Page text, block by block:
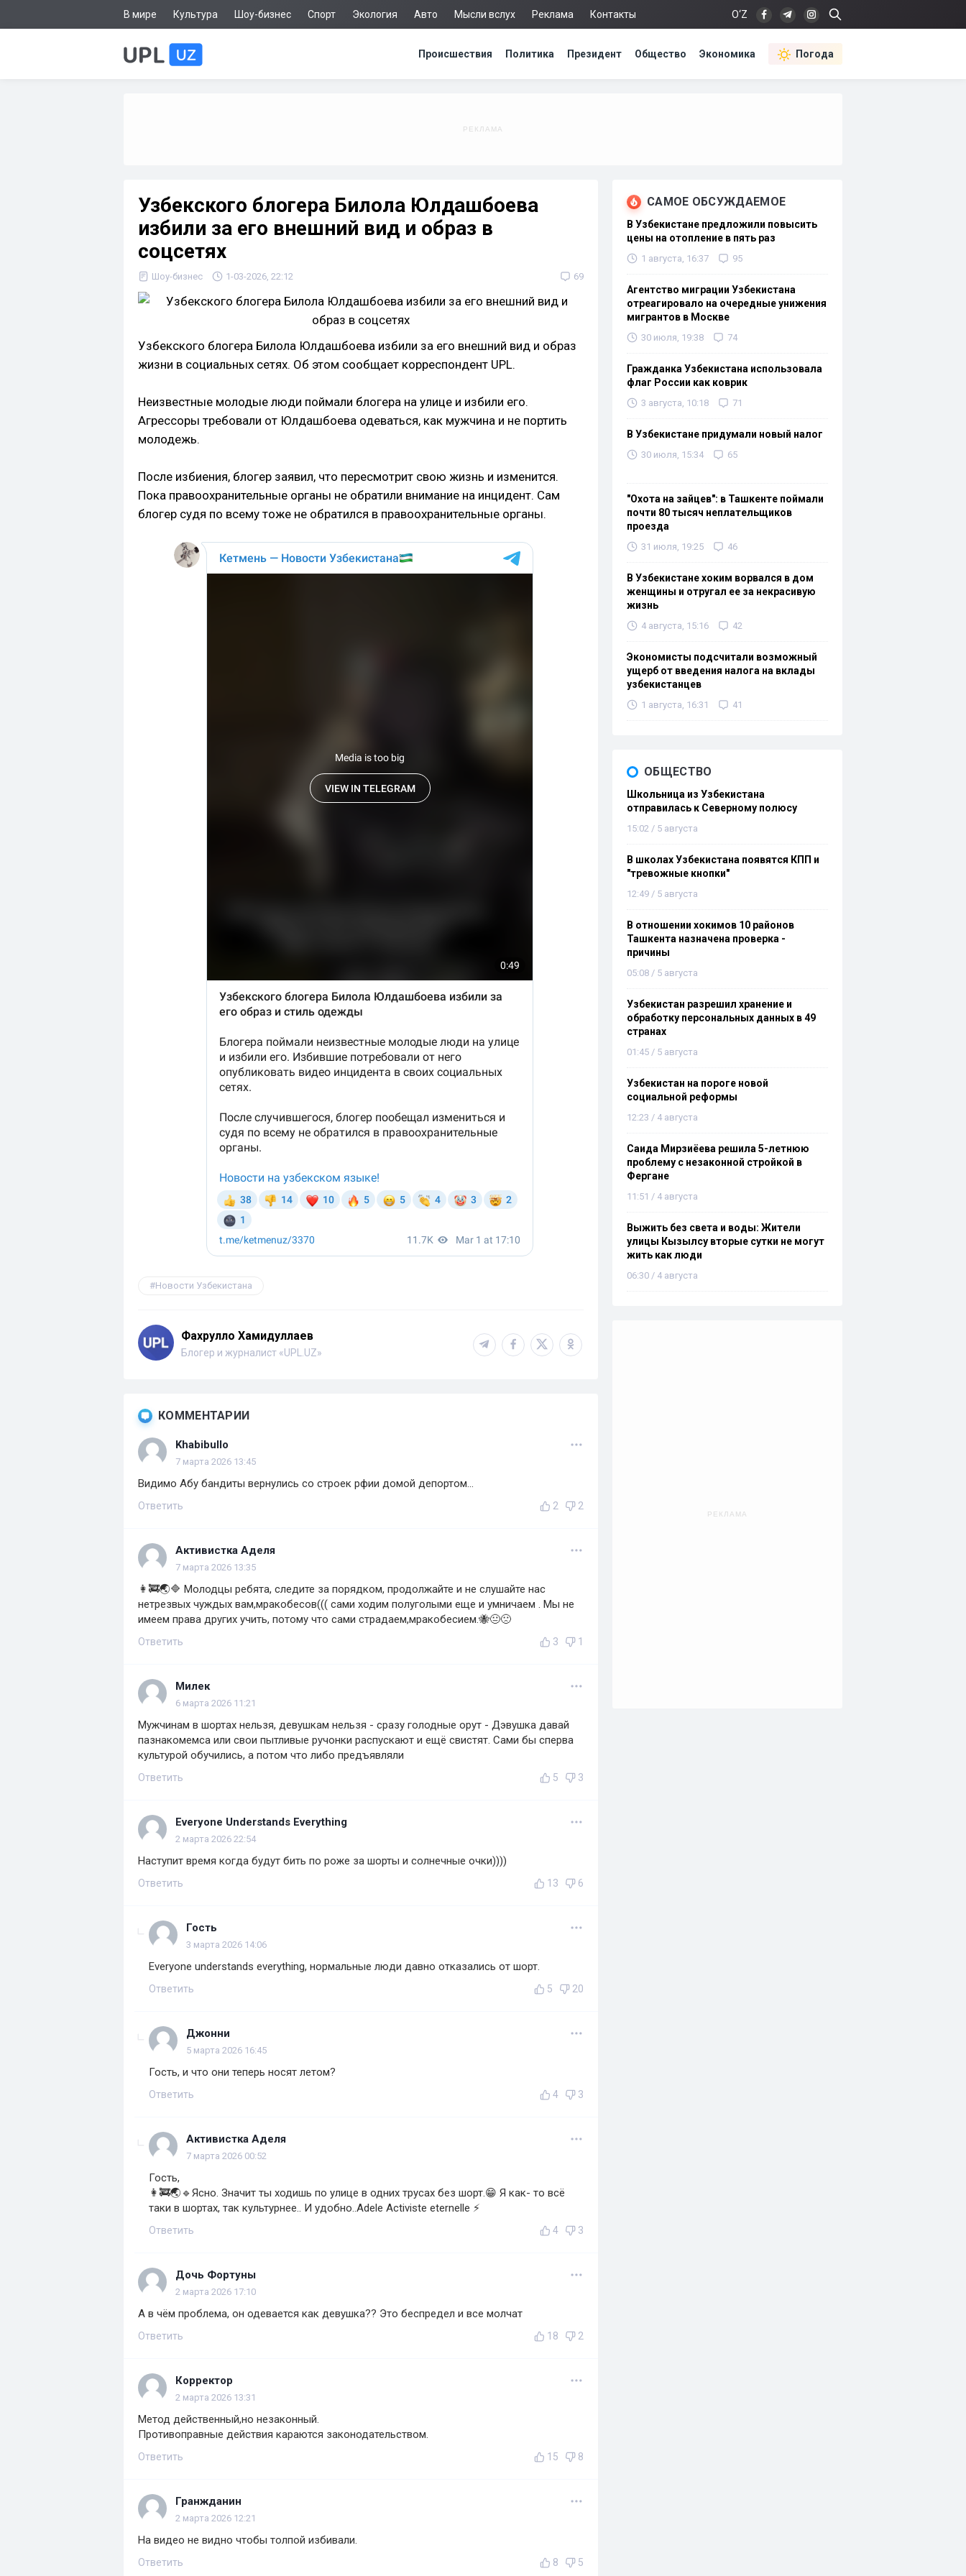
В мире Культура Шоу-бизнес Спорт Экология Авто Мысли вслух Реклама Контакты O‘Z
Происшествия Политика Президент Общество Экономика Погода
Узбекского блогера Билола Юлдашбоева
избили за его внешний вид и образ в
соцсетях
Шоу-бизнес 1-03-2026, 22:12 69
Узбекского блогера Билола Юлдашбоева избили за его внешний вид и образ
жизни в социальных сетях. Об этом сообщает корреспондент UPL.
Неизвестные молодые люди поймали блогера на улице и избили его.
Агрессоры требовали от Юлдашбоева одеваться, как мужчина и не портить
молодежь.
После избиения, блогер заявил, что пересмотрит свою жизнь и изменится.
Пока правоохранительные органы не обратили внимание на инцидент. Сам
блогер судя по всему тоже не обратился в правоохранительные органы.
Новости Узбекистана
Фахрулло Хамидуллаев
Блогер и журналист «UPL.UZ»
КОММЕНТАРИИ
Khabibullo
7 марта 2026 13:45
Видимо Абу бандиты вернулись со строек рфии домой депортом...
Ответить 2 2
Активистка Аделя
7 марта 2026 13:35
👩‍🚒🌏🔷 Молодцы ребята, следите за порядком, продолжайте и не слушайте нас
нетрезвых чуждых вам,мракобесов((( сами ходим полуголыми еще и умничаем . Мы не
имеем права других учить, потому что сами страдаем,мракобесием.🐝😐🙁
Ответить 3 1
Милек
6 марта 2026 11:21
Мужчинам в шортах нельзя, девушкам нельзя - сразу голодные орут - Дэвушка давай
пазнакомемса или свои пытливые ручонки распускают и ещё свистят. Сами бы сперва
культурой обучились, а потом что либо предъявляли
Ответить 5 3
Everyone Understands Everything
2 марта 2026 22:54
Наступит время когда будут бить по роже за шорты и солнечные очки))))
Ответить 13 6
Гость
3 марта 2026 14:06
Everyone understands everything, нормальные люди давно отказались от шорт.
Ответить 5 20
Джонни
5 марта 2026 16:45
Гость, и что они теперь носят летом?
Ответить 4 3
Активистка Аделя
7 марта 2026 00:52
Гость,
👩‍🚒🌏🔹Ясно. Значит ты ходишь по улице в одних трусах без шорт.😁 Я как- то всё
таки в шортах, так культурнее.. И удобно..Adele Activiste eternelle ⚡
Ответить 4 3
Дочь Фортуны
2 марта 2026 17:10
А в чём проблема, он одевается как девушка?? Это беспредел и все молчат
Ответить 18 2
Корректор
2 марта 2026 13:31
Метод действенный,но незаконный.
Противоправные действия караются законодательством.
Ответить 15 8
Гранжданин
2 марта 2026 12:21
На видео не видно чтобы толпой избивали.
Ответить 8 5
САМОЕ ОБСУЖДАЕМОЕ
В Узбекистане предложили повысить
цены на отопление в пять раз
1 августа, 16:37 95
Агентство миграции Узбекистана
отреагировало на очередные унижения
мигрантов в Москве
30 июля, 19:38 74
Гражданка Узбекистана использовала
флаг России как коврик
3 августа, 10:18 71
В Узбекистане придумали новый налог
30 июля, 15:34 65
"Охота на зайцев": в Ташкенте поймали
почти 80 тысяч неплательщиков
проезда
31 июля, 19:25 46
В Узбекистане хоким ворвался в дом
женщины и отругал ее за некрасивую
жизнь
4 августа, 15:16 42
Экономисты подсчитали возможный
ущерб от введения налога на вклады
узбекистанцев
1 августа, 16:31 41
ОБЩЕСТВО
Школьница из Узбекистана
отправилась к Северному полюсу
15:02 / 5 августа
В школах Узбекистана появятся КПП и
"тревожные кнопки"
12:49 / 5 августа
В отношении хокимов 10 районов
Ташкента назначена проверка -
причины
05:08 / 5 августа
Узбекистан разрешил хранение и
обработку персональных данных в 49
странах
01:45 / 5 августа
Узбекистан на пороге новой
социальной реформы
12:23 / 4 августа
Саида Мирзиёева решила 5-летнюю
проблему с незаконной стройкой в
Фергане
11:51 / 4 августа
Выжить без света и воды: Жители
улицы Кызылсу вторые сутки не могут
жить как люди
06:30 / 4 августа